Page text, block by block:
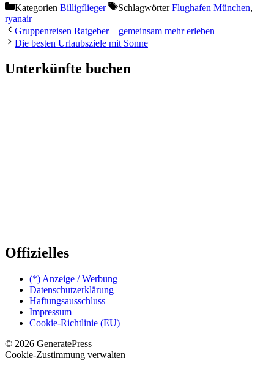
Kategorien Billigflieger SchlagwörterFlughafen München,
ryanair
Gruppenreisen Ratgeber – gemeinsam mehr erleben
Die besten Urlaubsziele mit Sonne
Unterkünfte buchen
Offizielles
(*) Anzeige / Werbung
Datenschutzerklärung
Haftungsausschluss
Impressum
Cookie-Richtlinie (EU)
© 2026 GeneratePress
Cookie-Zustimmung verwalten